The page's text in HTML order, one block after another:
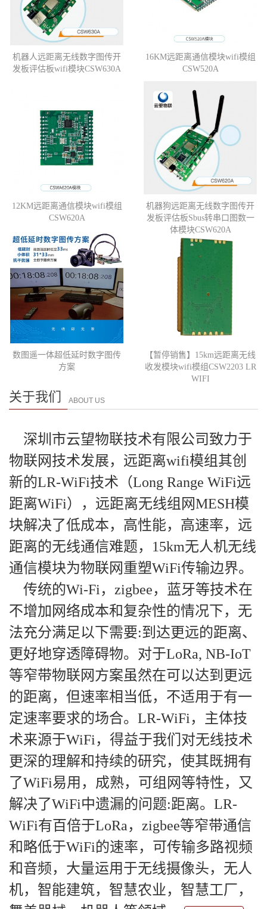
机器人远距离无线数字图传开
发板评估板wifi模块CSW630A
16KM远距离通信模块wifi模组
CSW520A
12KM远距离通信模块wifi模组
CSW620A
机器狗远距离无线数字图传开
发板评估板Sbus转串口图数一
体模块CSW620A
数图遥一体超低延时数字图传
方案
【暂停销售】15km远距离无线
收发模块wifi模组CSW2203 LR
WIFI
关于我们 ABOUT US
深圳市云望物联技术有限公司致力于
物联网技术发展，远距离wifi模组其创
新的LR-WiFi技术（Long Range WiFi远
距离WiFi），远距离无线组网MESH模
块解决了低成本，高性能，高速率，远
距离的无线通信难题，15km无人机无线
通信模块为物联网重塑WiFi传输边界。
传统的Wi-Fi，zigbee，蓝牙等技术在
不增加网络成本和复杂性的情况下，无
法充分满足以下需要:到达更远的距离、
更好地穿透障碍物。对于LoRa, NB-IoT
等窄带物联网方案虽然在可以达到更远
的距离，但速率相当低，不适用于有一
定速率要求的场合。LR-WiFi，主体技
术来源于WiFi，得益于我们对无线技术
更深的理解和持续的研究，使其既拥有
了WiFi易用，成熟，可组网等特性，又
解决了WiFi中遗漏的问题:距离。LR-
WiFi有百倍于LoRa，zigbee等窄带通信
和略低于WiFi的速率，可传输多路视频
和音频，大量运用于无线摄像头，无人
机，智能建筑，智慧农业，智慧工厂，